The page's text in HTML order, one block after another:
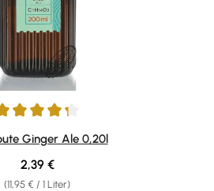
von 4.29 von 5 Sternen
Ginger Ale 0,20l
(11,95 € / 1 Liter)
Regulärer Preis:
2,39 €